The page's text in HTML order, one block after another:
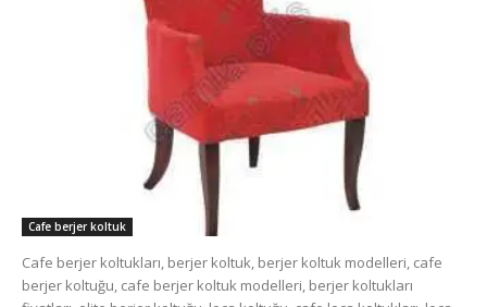
Cafe berjer koltuk
Cafe berjer koltukları, berjer koltuk, berjer koltuk modelleri, cafe
berjer koltuğu, cafe berjer koltuk modelleri, berjer koltukları